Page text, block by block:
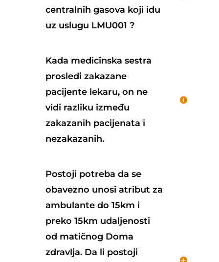
centralnih gasova koji idu
uz uslugu LMU001 ?
Kada medicinska sestra
prosledi zakazane
pacijente lekaru, on ne
vidi razliku između
zakazanih pacijenata i
nezakazanih.
Postoji potreba da se
obavezno unosi atribut za
ambulante do 15km i
preko 15km udaljenosti
od matičnog Doma
zdravlja. Da li postoji